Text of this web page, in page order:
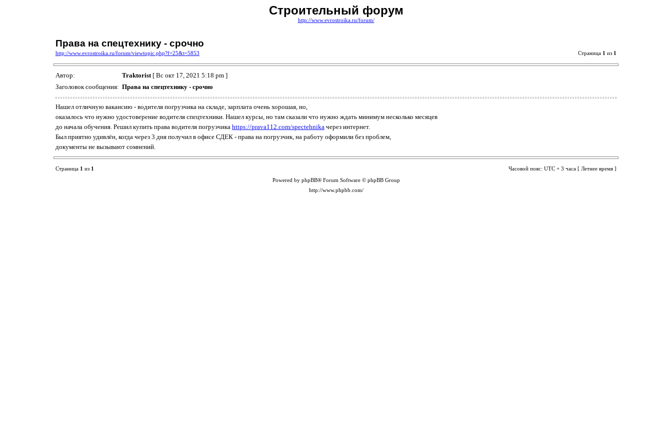
Строительный форум
http://www.evrostroika.ru/forum/
Права на спецтехнику - срочно
http://www.evrostroika.ru/forum/viewtopic.php?f=25&t=5853 Страница 1 из 1
Автор: Traktorist[ Вс окт 17, 2021 5:18 pm ]
Заголовок сообщения: Права на спецтехнику - срочно
Нашел отличную вакансию - водителя погрузчика на складе, зарплата очень хорошая, но,
оказалось что нужно удостоверение водителя спецтехники. Нашел курсы, но там сказали что нужно ждать минимум несколько месяцев
до начала обучения. Решил купить права водителя погрузчика https://prava112.com/spectehnika через интернет.
Был приятно удивлён, когда через 3 дня получил в офисе СДЕК - права на погрузчик, на работу оформили без проблем,
документы не вызывают сомнений.
Страница 1 из 1 Часовой пояс: UTC + 3 часа [ Летнее время ]
Powered by phpBB® Forum Software © phpBB Group
http://www.phpbb.com/